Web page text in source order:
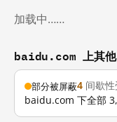
加载中……
baidu.com 上其他
部分被屏蔽4 间歇
baidu.com 下全部